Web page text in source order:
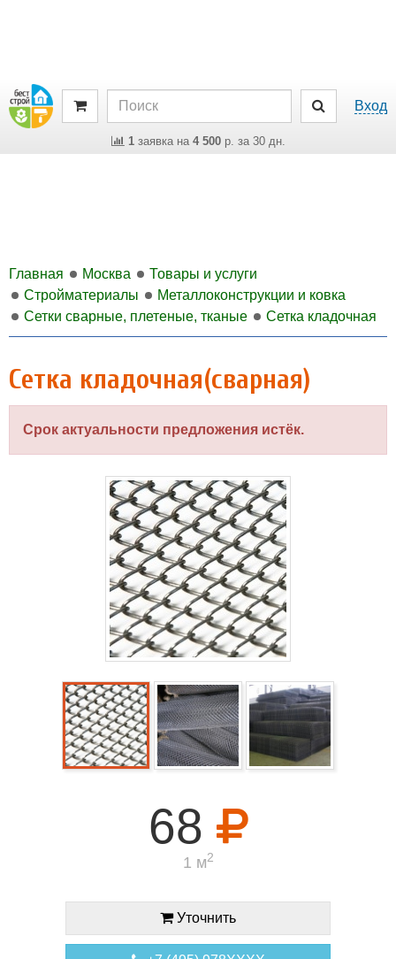
Вход
1заявка на 4 500р. за 30 дн.
Главная Москва
Товары и услуги
Стройматериалы
Металлоконструкции и ковка
Сетки сварные, плетеные, тканые
Сетка кладочная
Сетка кладочная(сварная)
Срок актуальности предложения истёк.
68
1 м2
Уточнить